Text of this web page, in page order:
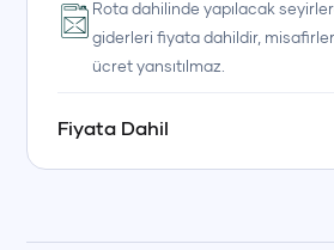
Rota dahilinde yapılacak
giderleri fiyata dahildir,
ücret yansıtılmaz.
Fiyata Dahil